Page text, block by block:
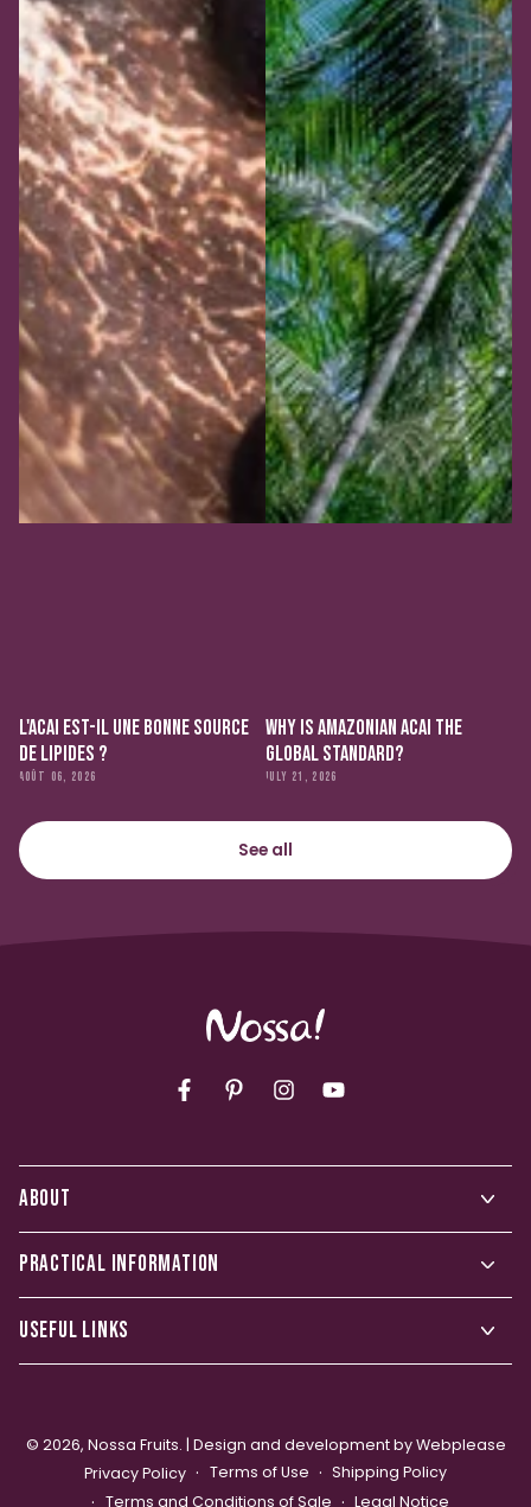
L'ACAI EST-IL UNE BONNE SOURCE
DE LIPIDES ?
AOÛT 06, 2026
WHY IS AMAZONIAN ACAI THE
GLOBAL STANDARD?
JULY 21, 2026
See all
ABOUT
PRACTICAL INFORMATION
USEFUL LINKS
© 2026, Nossa Fruits. | Design and development by Webplease
Privacy Policy
Terms of Use
Shipping Policy
Terms and Conditions of Sale
Legal Notice